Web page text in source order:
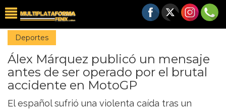
Deportes
Álex Márquez publicó un mensaje
antes de ser operado por el brutal
accidente en MotoGP
El español sufrió una violenta caída tras un